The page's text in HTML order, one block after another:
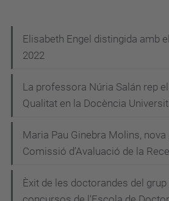
g
c
Elisabeth Engel distingida amb
2022
La professora Núria Salán rep
Qualitat en la Docència
Maria Pau Ginebra Molins,
Comissió d’Avaluació de la
Èxit de les doctorandes del grup